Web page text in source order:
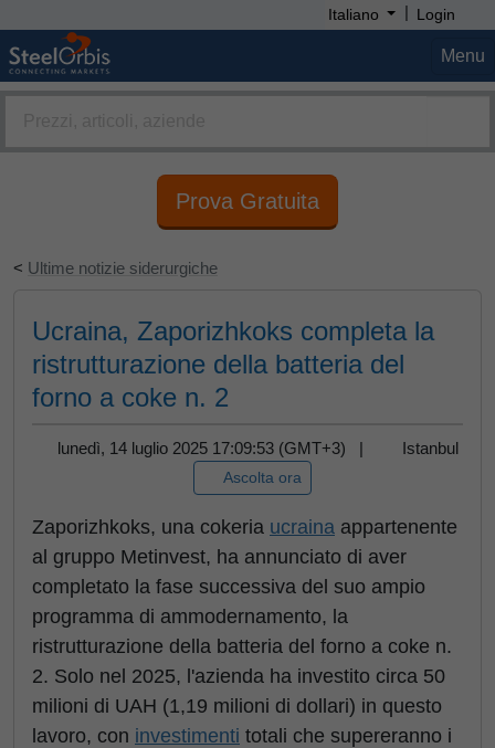
Italiano | Login
Menu
Prova Gratuita
< Ultime notizie siderurgiche
Ucraina, Zaporizhkoks completa la
ristrutturazione della batteria del
forno a coke n. 2
lunedì, 14 luglio 2025 17:09:53 (GMT+3) | Istanbul
Ascolta ora
Zaporizhkoks, una cokeria ucraina appartenente
al gruppo Metinvest, ha annunciato di aver
completato la fase successiva del suo ampio
programma di ammodernamento, la
ristrutturazione della batteria del forno a coke n.
2. Solo nel 2025, l'azienda ha investito circa 50
milioni di UAH (1,19 milioni di dollari) in questo
lavoro, con investimenti totali che supereranno i